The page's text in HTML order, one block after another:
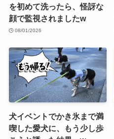
を初めて洗ったら、怪訝な
顔で監視されましたw
08/01/2026
犬イベントでかき氷まで満
喫した愛犬に、もう少し歩